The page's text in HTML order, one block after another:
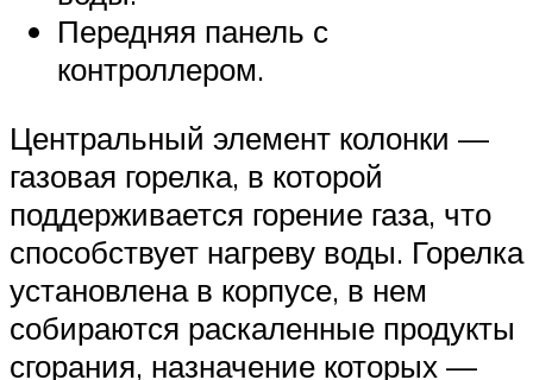
Передняя панель с
контроллером.
Центральный элемент колонки —
газовая горелка, в которой
поддерживается горение газа, что
способствует нагреву воды. Горелка
установлена в корпусе, в нем
собираются раскаленные продукты
сгорания, назначение которых —